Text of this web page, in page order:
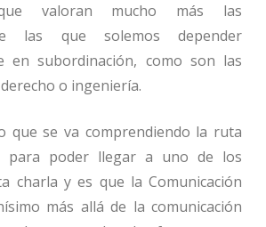
valoran mucho más las
las que solemos depender
en subordinación, como son las
o ingeniería.
que se va comprendiendo la ruta
para poder llegar a uno de los
charla y es que la Comunicación
más allá de la comunicación